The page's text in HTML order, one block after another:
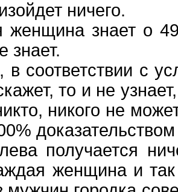
ничего.
женщина знает о
знает.
в соответствии с
то и не
никого не
получается
женщина и